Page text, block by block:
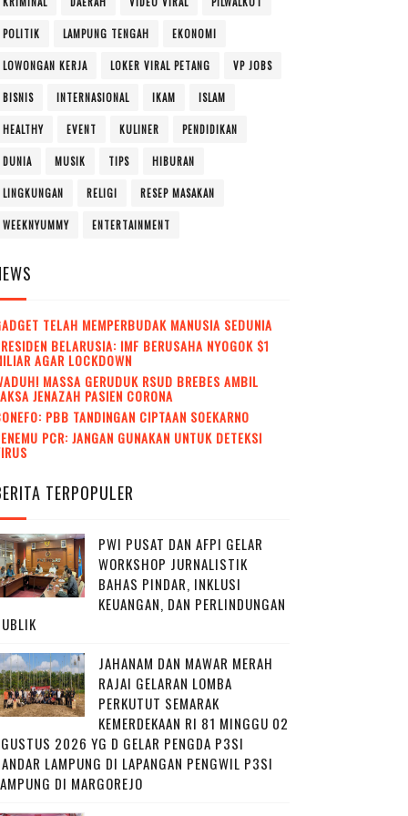
POLITIK LAMPUNG TENGAH EKONOMI
LOWONGAN KERJA LOKER VIRAL PETANG VP JOBS
BISNIS INTERNASIONAL IKAM ISLAM
HEALTHY EVENT KULINER PENDIDIKAN
DUNIA MUSIK TIPS HIBURAN
LINGKUNGAN RELIGI RESEP MASAKAN
WEEKNYUMMY ENTERTAINMENT
TELAH MEMPERBUDAK MANUSIA SEDUNIA
BELARUSIA: IMF BERUSAHA NYOGOK $1
AGAR LOCKDOWN
MASSA GERUDUK RSUD BREBES AMBIL
JENAZAH PASIEN CORONA
PBB TANDINGAN CIPTAAN SOEKARNO
PCR: JANGAN GUNAKAN UNTUK DETEKSI
TERPOPULER
PWI PUSAT DAN AFPI GELAR
WORKSHOP JURNALISTIK
BAHAS PINDAR, INKLUSI
KEUANGAN, DAN PERLINDUNGAN
JAHANAM DAN MAWAR MERAH
RAJAI GELARAN LOMBA
PERKUTUT SEMARAK
KEMERDEKAAN RI 81 MINGGU 02
2026 YG D GELAR PENGDA P3SI
LAMPUNG DI LAPANGAN PENGWIL P3SI
DI MARGOREJO